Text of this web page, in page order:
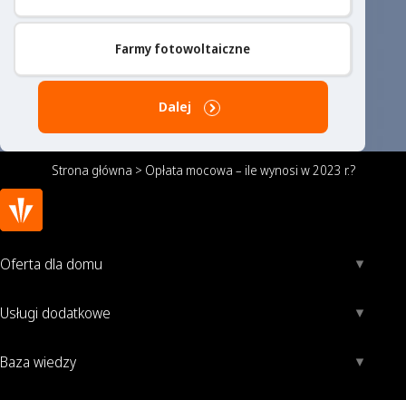
Farmy fotowoltaiczne
Dalej
Strona główna > Opłata mocowa – ile wynosi w 2023 r.?
Oferta dla domu
Usługi dodatkowe
Baza wiedzy